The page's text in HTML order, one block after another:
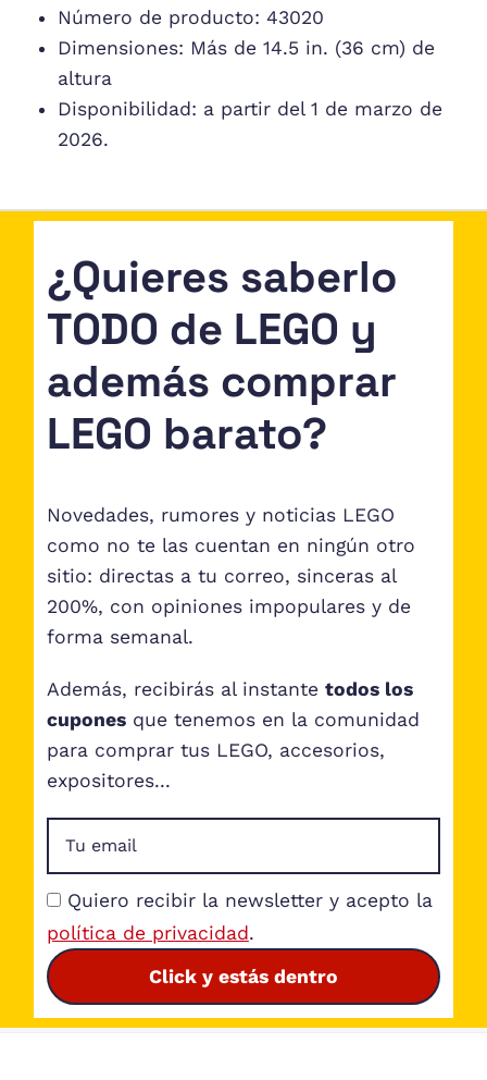
Número de producto: 43020
Dimensiones: Más de 14.5 in. (36 cm) de
altura
Disponibilidad: a partir del 1 de marzo de
2026.
¿Quieres saberlo
TODO de LEGO y
además comprar
LEGO barato?
Novedades, rumores y noticias LEGO
como no te las cuentan en ningún otro
sitio: directas a tu correo, sinceras al
200%, con opiniones impopulares y de
forma semanal.
Además, recibirás al instante todos los
cuponesque tenemos en la comunidad
para comprar tus LEGO, accesorios,
expositores...
Quiero recibir la newsletter y acepto la
política de privacidad.
Click y estás dentro